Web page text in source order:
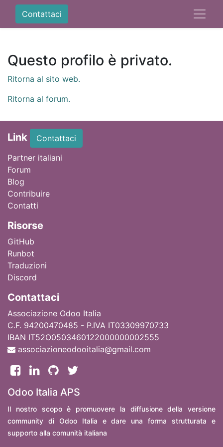
Contattaci
Questo profilo è privato.
Ritorna al sito web.
Ritorna al forum.
Link
Contattaci
Partner italiani
Forum
Blog
Contribuire
Contatti
Risorse
GitHub
Runbot
Traduzioni
Discord
Contattaci
Associazione Odoo Italia
C.F. 94200470485 - P.IVA IT03309970733
IBAN IT52O0503460122000000002555
associazioneodooitalia@gmail.com
Odoo Italia APS
Il nostro scopo è promuovere la diffusione della versione
community di Odoo Italia e dare una forma strutturata e
supporto alla comunità italiana